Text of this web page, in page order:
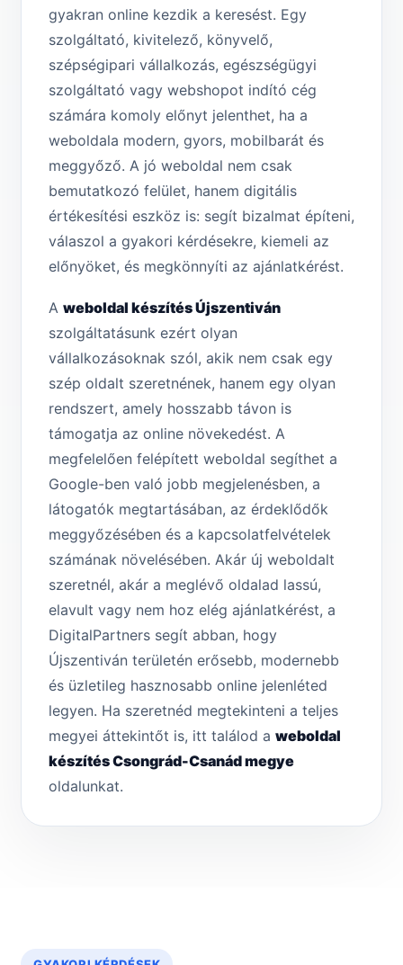
gyakran online kezdik a keresést. Egy
szolgáltató, kivitelező, könyvelő,
szépségipari vállalkozás, egészségügyi
szolgáltató vagy webshopot indító cég
számára komoly előnyt jelenthet, ha a
weboldala modern, gyors, mobilbarát és
meggyőző. A jó weboldal nem csak
bemutatkozó felület, hanem digitális
értékesítési eszköz is: segít bizalmat építeni,
válaszol a gyakori kérdésekre, kiemeli az
előnyöket, és megkönnyíti az ajánlatkérést.
A weboldal készítés Újszentiván
szolgáltatásunk ezért olyan
vállalkozásoknak szól, akik nem csak egy
szép oldalt szeretnének, hanem egy olyan
rendszert, amely hosszabb távon is
támogatja az online növekedést. A
megfelelően felépített weboldal segíthet a
Google-ben való jobb megjelenésben, a
látogatók megtartásában, az érdeklődők
meggyőzésében és a kapcsolatfelvételek
számának növelésében. Akár új weboldalt
szeretnél, akár a meglévő oldalad lassú,
elavult vagy nem hoz elég ajánlatkérést, a
DigitalPartners segít abban, hogy
Újszentiván területén erősebb, modernebb
és üzletileg hasznosabb online jelenléted
legyen. Ha szeretnéd megtekinteni a teljes
megyei áttekintőt is, itt találod a weboldal
készítés Csongrád-Csanád megye
oldalunkat.